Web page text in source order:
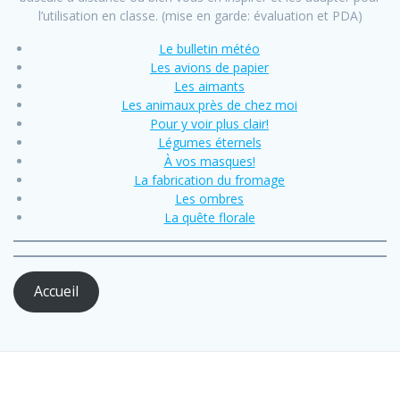
l’utilisation en classe. (mise en garde: évaluation et PDA)
Le bulletin météo
Les avions de papier
Les aimants
Les animaux près de chez moi
Pour y voir plus clair!
Légumes éternels
À vos masques!
La fabrication du fromage
Les ombres
La quête florale
Accueil